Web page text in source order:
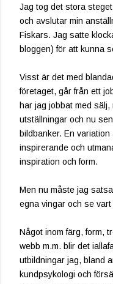
Jag tog det stora
och avslutar min
Fiskars. Jag satte
bloggen) för att kunna
Visst är det med
företaget, går från ett
har jag jobbat med
utställningar och nu
bildbanker. En
inspirerande och
inspiration och form.
Men nu måste jag
egna vingar och se vart
Något inom färg, form,
webb m.m. blir det
utbildningar jag, bland
kundpsykologi och